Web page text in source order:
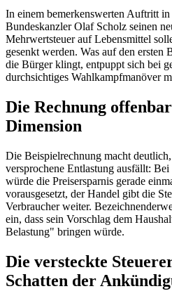
In einem bemerkenswerten Auftritt in
Bundeskanzler Olaf Scholz seinen
Mehrwertsteuer auf Lebensmittel
gesenkt werden. Was auf den
die Bürger klingt, entpuppt sich bei
durchsichtiges Wahlkampfmanöver
Die Rechnung
Dimension
Die Beispielrechnung macht
versprochene Entlastung ausfällt:
würde die Preisersparnis gerade
vorausgesetzt, der Handel gibt die
Verbraucher weiter.
ein, dass sein Vorschlag dem
Belastung" bringen würde.
Die versteckte
Schatten der